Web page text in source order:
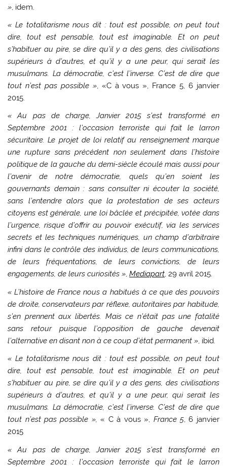
», idem.
« Le totalitarisme nous dit : tout est possible, on peut tout
dire, tout est pensable, tout est imaginable. Et on peut
s’habituer au pire, se dire qu’il y a des gens, des civilisations
supérieurs à d’autres, et qu’il y a une peur, qui serait les
musulmans. La démocratie, c’est l’inverse. C’est de dire que
tout n’est pas possible », «C à vous », France 5, 6 janvier
2015.
« Au pas de charge, Janvier 2015 s’est transformé en
Septembre 2001 : l’occasion terroriste qui fait le larron
sécuritaire. Le projet de loi relatif au renseignement marque
une rupture sans précédent non seulement dans l’histoire
politique de la gauche du demi-siècle écoulé mais aussi pour
l’avenir de notre démocratie, quels qu’en soient les
gouvernants demain : sans consulter ni écouter la société,
sans l’entendre alors que la protestation de ses acteurs
citoyens est générale, une loi bâclée et précipitée, votée dans
l’urgence, risque d’offrir au pouvoir exécutif, via les services
secrets et les techniques numériques, un champ d’arbitraire
infini dans le contrôle des individus, de leurs communications,
de leurs fréquentations, de leurs convictions, de leurs
engagements, de leurs curiosités »,Mediapart, 29 avril 2015.
« L’histoire de France nous a habitués à ce que des pouvoirs
de droite, conservateurs par réflexe, autoritaires par habitude,
s’en prennent aux libertés. Mais ce n’était pas une fatalité
sans retour puisque l’opposition de gauche devenait
l’alternative en disant non à ce coup d’état permanent », ibid.
« Le totalitarisme nous dit : tout est possible, on peut tout
dire, tout est pensable, tout est imaginable. Et on peut
s’habituer au pire, se dire qu’il y a des gens, des civilisations
supérieurs à d’autres, et qu’il y a une peur, qui serait les
musulmans. La démocratie, c’est l’inverse. C’est de dire que
tout n’est pas possible »,« C à vous », France 5, 6 janvier
2015
« Au pas de charge, Janvier 2015 s’est transformé en
Septembre 2001 : l’occasion terroriste qui fait le larron